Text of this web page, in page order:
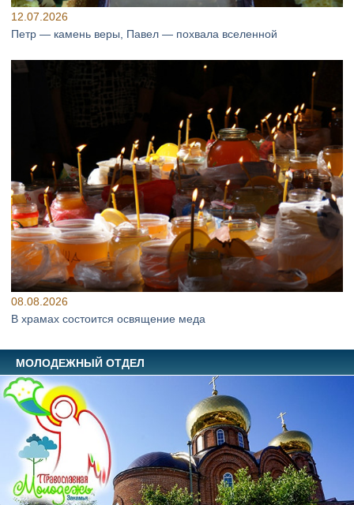
12.07.2026
Петр — камень веры, Павел — похвала вселенной
08.08.2026
В храмах состоится освящение меда
МОЛОДЕЖНЫЙ ОТДЕЛ